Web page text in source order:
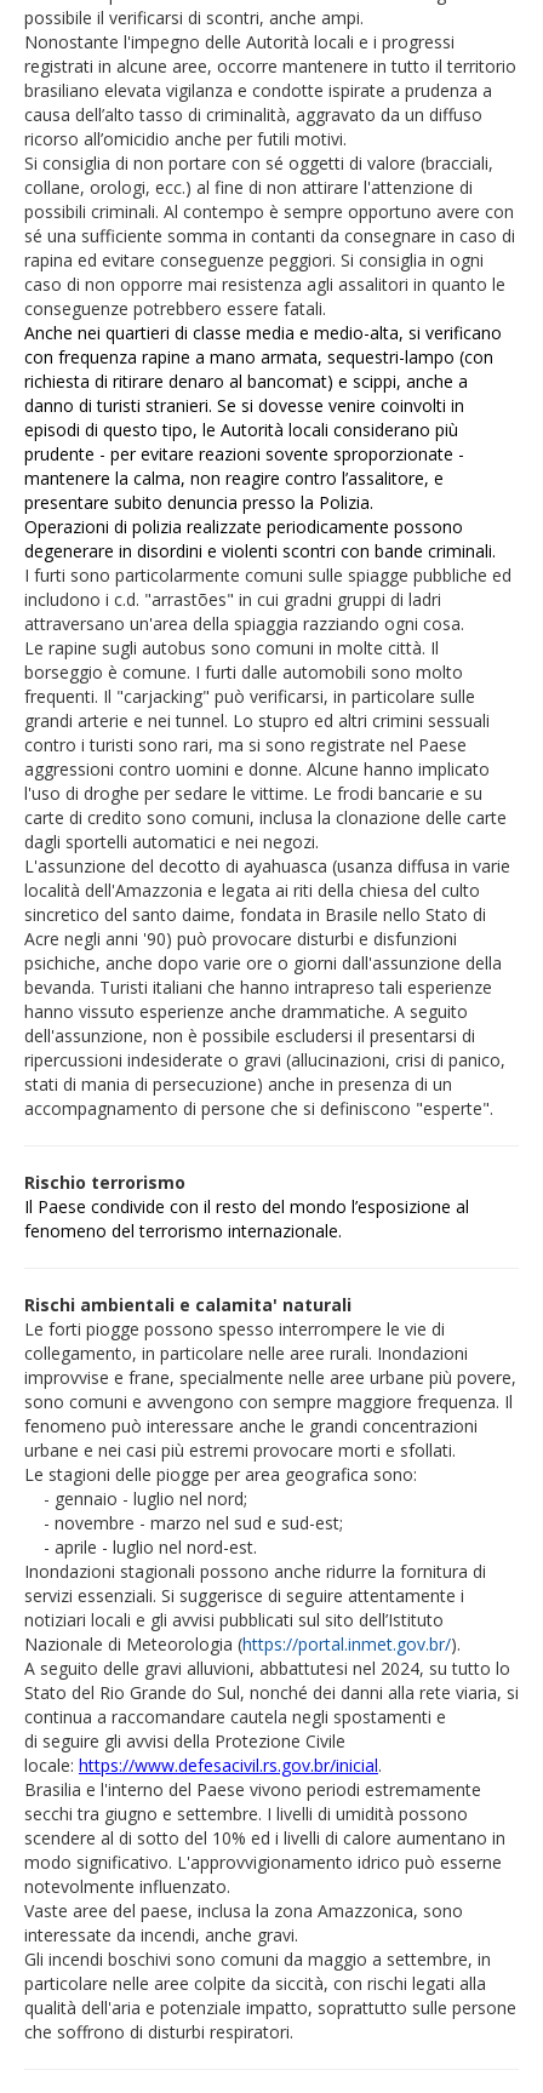
possibile il verificarsi di scontri, anche ampi.
Nonostante l'impegno delle Autorità locali e i progressi
registrati in alcune aree, occorre mantenere in tutto il territorio
brasiliano elevata vigilanza e condotte ispirate a prudenza a
causa dell’alto tasso di criminalità, aggravato da un diffuso
ricorso all’omicidio anche per futili motivi.
Si consiglia di non portare con sé oggetti di valore (bracciali,
collane, orologi, ecc.) al fine di non attirare l'attenzione di
possibili criminali. Al contempo è sempre opportuno avere con
sé una sufficiente somma in contanti da consegnare in caso di
rapina ed evitare conseguenze peggiori. Si consiglia in ogni
caso di non opporre mai resistenza agli assalitori in quanto le
conseguenze potrebbero essere fatali.
Anche nei quartieri di classe media e medio-alta, si verificano
con frequenza rapine a mano armata, sequestri-lampo (con
richiesta di ritirare denaro al bancomat) e scippi, anche a
danno di turisti stranieri. Se si dovesse venire coinvolti in
episodi di questo tipo, le Autorità locali considerano più
prudente - per evitare reazioni sovente sproporzionate -
mantenere la calma, non reagire contro l’assalitore, e
presentare subito denuncia presso la Polizia.
Operazioni di polizia realizzate periodicamente possono
degenerare in disordini e violenti scontri con bande criminali.
I furti sono particolarmente comuni sulle spiagge pubbliche ed
includono i c.d. "arrastões" in cui gradni gruppi di ladri
attraversano un'area della spiaggia razziando ogni cosa.
Le rapine sugli autobus sono comuni in molte città. Il
borseggio è comune. I furti dalle automobili sono molto
frequenti. Il "carjacking" può verificarsi, in particolare sulle
grandi arterie e nei tunnel. Lo stupro ed altri crimini sessuali
contro i turisti sono rari, ma si sono registrate nel Paese
aggressioni contro uomini e donne. Alcune hanno implicato
l'uso di droghe per sedare le vittime. Le frodi bancarie e su
carte di credito sono comuni, inclusa la clonazione delle carte
dagli sportelli automatici e nei negozi.
L'assunzione del decotto di ayahuasca (usanza diffusa in varie
località dell'Amazzonia e legata ai riti della chiesa del culto
sincretico del santo daime, fondata in Brasile nello Stato di
Acre negli anni '90) può provocare disturbi e disfunzioni
psichiche, anche dopo varie ore o giorni dall'assunzione della
bevanda. Turisti italiani che hanno intrapreso tali esperienze
hanno vissuto esperienze anche drammatiche. A seguito
dell'assunzione, non è possibile escludersi il presentarsi di
ripercussioni indesiderate o gravi (allucinazioni, crisi di panico,
stati di mania di persecuzione) anche in presenza di un
accompagnamento di persone che si definiscono "esperte".
Rischio terrorismo
Il Paese condivide con il resto del mondo l’esposizione al
fenomeno del terrorismo internazionale.
Rischi ambientali e calamita' naturali
Le forti piogge possono spesso interrompere le vie di
collegamento, in particolare nelle aree rurali. Inondazioni
improvvise e frane, specialmente nelle aree urbane più povere,
sono comuni e avvengono con sempre maggiore frequenza. Il
fenomeno può interessare anche le grandi concentrazioni
urbane e nei casi più estremi provocare morti e sfollati.
Le stagioni delle piogge per area geografica sono:
- gennaio - luglio nel nord;
- novembre - marzo nel sud e sud-est;
- aprile - luglio nel nord-est.
Inondazioni stagionali possono anche ridurre la fornitura di
servizi essenziali. Si suggerisce di seguire attentamente i
notiziari locali e gli avvisi pubblicati sul sito dell’Istituto
Nazionale di Meteorologia (https://portal.inmet.gov.br/).
A seguito delle gravi alluvioni, abbattutesi nel 2024, su tutto lo
Stato del Rio Grande do Sul, nonché dei danni alla rete viaria, si
continua a raccomandare cautela negli spostamenti e
di seguire gli avvisi della Protezione Civile
locale: https://www.defesacivil.rs.gov.br/inicial.
Brasilia e l'interno del Paese vivono periodi estremamente
secchi tra giugno e settembre. I livelli di umidità possono
scendere al di sotto del 10% ed i livelli di calore aumentano in
modo significativo. L'approvvigionamento idrico può esserne
notevolmente influenzato.
Vaste aree del paese, inclusa la zona Amazzonica, sono
interessate da incendi, anche gravi.
Gli incendi boschivi sono comuni da maggio a settembre, in
particolare nelle aree colpite da siccità, con rischi legati alla
qualità dell'aria e potenziale impatto, soprattutto sulle persone
che soffrono di disturbi respiratori.